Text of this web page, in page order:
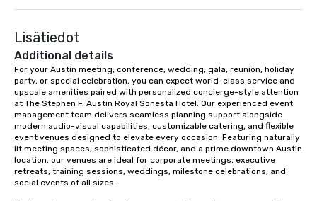
Lisätiedot
Additional details
For your Austin meeting, conference, wedding, gala, reunion, holiday
party, or special celebration, you can expect world-class service and
upscale amenities paired with personalized concierge-style attention
at The Stephen F. Austin Royal Sonesta Hotel. Our experienced event
management team delivers seamless planning support alongside
modern audio-visual capabilities, customizable catering, and flexible
event venues designed to elevate every occasion. Featuring naturally
lit meeting spaces, sophisticated décor, and a prime downtown Austin
location, our venues are ideal for corporate meetings, executive
retreats, training sessions, weddings, milestone celebrations, and
social events of all sizes.